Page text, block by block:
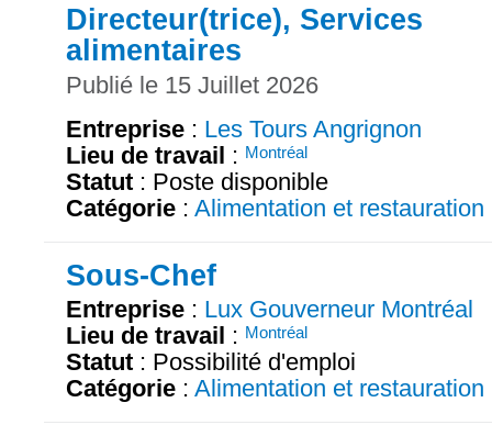
Directeur(trice), Services
alimentaires
Publié le 15 Juillet 2026
Entreprise : Les Tours Angrignon
Lieu de travail : Montréal
Statut : Poste disponible
Catégorie : Alimentation et restauration
Sous-Chef
Entreprise : Lux Gouverneur Montréal
Lieu de travail : Montréal
Statut : Possibilité d'emploi
Catégorie : Alimentation et restauration